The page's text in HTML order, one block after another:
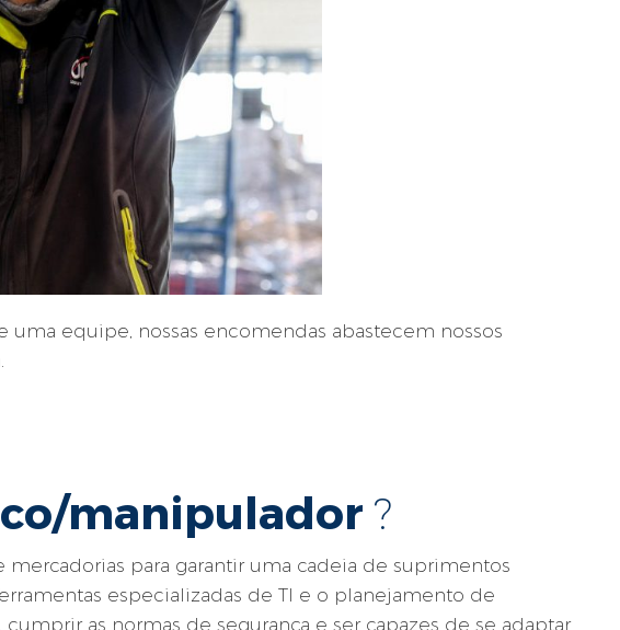
equipe, nossas encomendas abastecem nossos
manipulador ?
para garantir uma cadeia de suprimentos
especializadas de TI e o planejamento de
as normas de segurança e ser capazes de se adaptar